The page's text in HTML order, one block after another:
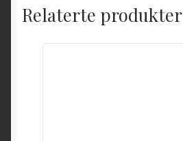
Relaterte produkter